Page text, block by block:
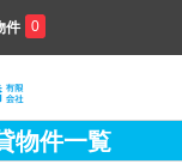
件 0
物件一覧